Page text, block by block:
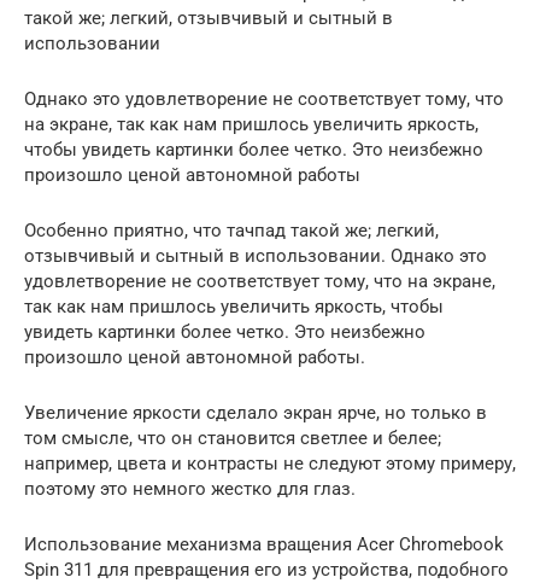
такой же; легкий, отзывчивый и сытный в
использовании
Однако это удовлетворение не соответствует тому, что
на экране, так как нам пришлось увеличить яркость,
чтобы увидеть картинки более четко. Это неизбежно
произошло ценой автономной работы
Особенно приятно, что тачпад такой же; легкий,
отзывчивый и сытный в использовании. Однако это
удовлетворение не соответствует тому, что на экране,
так как нам пришлось увеличить яркость, чтобы
увидеть картинки более четко. Это неизбежно
произошло ценой автономной работы.
Увеличение яркости сделало экран ярче, но только в
том смысле, что он становится светлее и белее;
например, цвета и контрасты не следуют этому примеру,
поэтому это немного жестко для глаз.
Использование механизма вращения Acer Chromebook
Spin 311 для превращения его из устройства, подобного